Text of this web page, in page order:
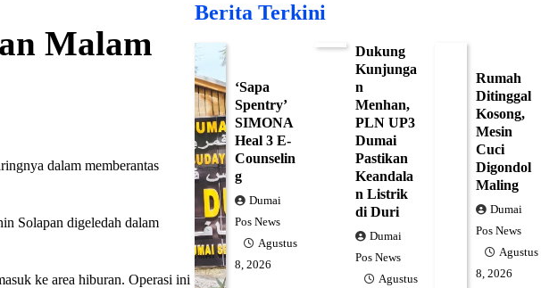
Malam
dalam memberantas
Solapan digeledah dalam
ke area hiburan. Operasi ini
Berita Terkini
‘Sapa
Spentry’
SIMONA
Heal 3 E-
Counselin
g
Dumai
Pos News
Agustus
8, 2026
Dukung
Kunjunga
n
Menhan,
PLN UP3
Dumai
Pastikan
Keandala
n Listrik
di Duri
Dumai
Pos News
Agustus
Rumah
Ditinggal
Kosong,
Mesin
Cuci
Digondol
Maling
Dumai
Pos News
Agustus
8, 2026